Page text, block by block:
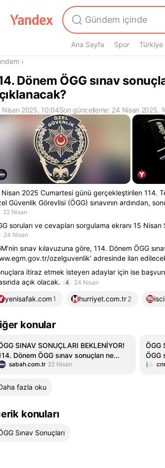
Ana Sayfa Spor Türkiye
›
Dönem ÖGG sınav
Nisan 2025, 10:04Son güncelleme: 24 Nisan 2025,
Nisan 2025 Cumartesi günü gerçekleştirilen 114.
Güvenlik Görevlisi (ÖGG) sınavının ardından,
22 Nisan
soruları ve cevapları sorgulama ekranı 15 Nisan
24 Nisan
sınav kılavuzuna göre, 114. Dönem ÖGG
ozelguvenlik’ adresinde ilan
itiraz etmek isteyen adaylar için ise
açık olacak.
4 24 Nisan
yenisafak.com 1 hurriyet.com.tr2
konular
SINAV SONUÇLARI BEKLENİYOR!
Dönem ÖGG sınav sonuçları ne
açıklanacak?
sabah.com.tr 22 Nisan
ÖGG
ÖGG
fazla oku
konuları
Sınav Sonuçları